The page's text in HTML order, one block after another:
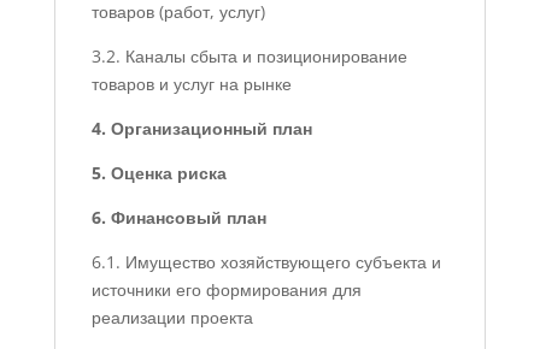
товаров (работ, услуг)
3.2. Каналы сбыта и позиционирование
товаров и услуг на рынке
4. Организационный план
5. Оценка риска
6. Финансовый план
6.1. Имущество хозяйствующего субъекта и
источники его формирования для
реализации проекта